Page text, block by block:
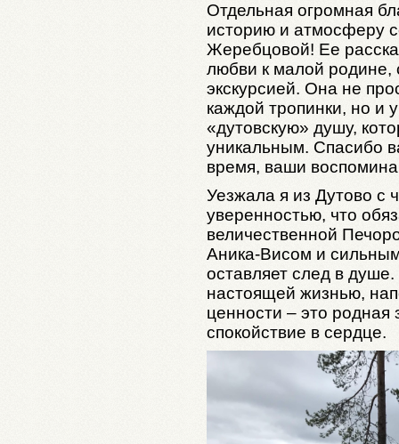
Отдельная огромная
историю и атмосферу
Жеребцовой! Ее
любви к малой родине,
экскурсией. Она не
каждой тропинки, но и
«дутовскую» душу,
уникальным. Спасибо
время, ваши
Уезжала я из Дутово с
уверенностью, что
величественной
Аника-Висом и
оставляет след в
настоящей жизнью,
ценности – это родная
спокойствие в сердце.